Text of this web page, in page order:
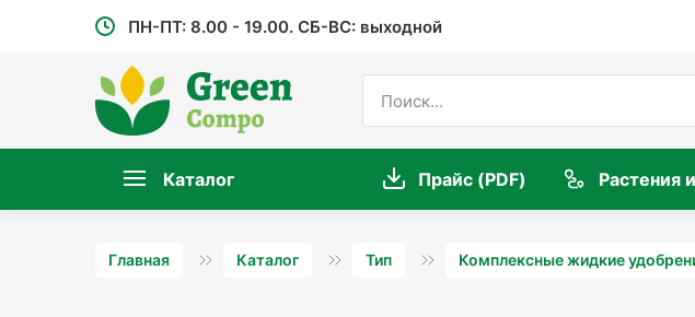
ПН-ПТ: 8.00 - 19.00. СБ-ВС: выходной
Каталог Прайс (PDF) Растения
Главная Каталог Тип Комплексные жидкие